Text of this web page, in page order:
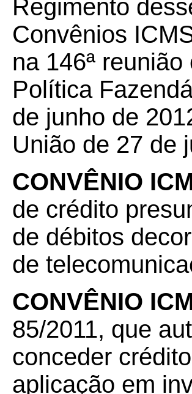
Regimento
Convênios
na 146ª
Política
de junho de
União de 27 de
CONVÊNIO
de crédito
de débitos
de
CONVÊNIO
85/2011, que
conceder
aplicação em